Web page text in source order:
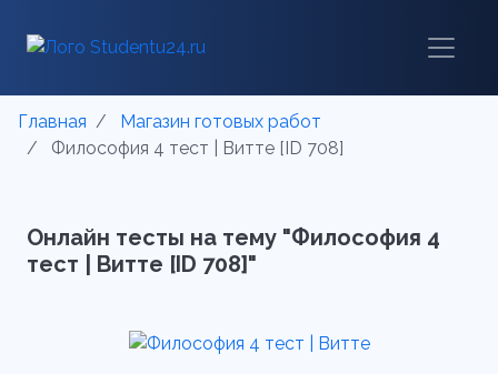
Главная
Магазин готовых работ
Философия 4 тест | Витте [ID 708]
Онлайн тесты на тему "Философия 4
тест | Витте [ID 708]"